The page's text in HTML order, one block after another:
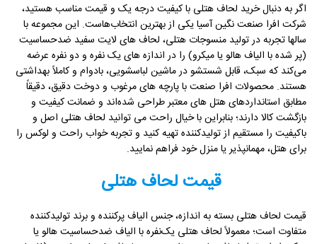
اگر به دنبال خرید لحاف هتلی با کیفیت درجه یک و قیمت مناسب هستید،
شرکت افرا صنعت نگین آسیا یکی از بهترین انتخاب‌هاست. این مجموعه با
سالها تجربه در تولید منسوجات هتلی، لحاف های لایت سفید ضدحساسیت
(پر شده با الیاف هالو یا میکرو) را در اندازه های یک نفره و دو نفره عرضه
می‌کند که سبک، قابل شستشو در ماشین لباسشویی، بادوام و کاملاً بهداشتی
هستند. محصولات افرا صنعت با پارچه های مرغوب و دوخت دقیق، دقیقاً
مطابق استانداردهای هتل های معتبر طراحی شده‌اند و ضمانت کیفیت و
بازگشت کالا دارند؛ بنابراین با خیال راحت می توانید لحاف هتلی اصل و
باکیفیت را مستقیم از تولیدکننده تهیه کنید و تجربه خواب راحت و لوکس را
برای هتل، مهمانپذیر یا منزل خود فراهم نمایید.
قیمت لحاف هتلی
قیمت لحاف هتلی بسته به اندازه، جنس الیاف پرکننده و برند تولیدکننده
متفاوت است؛ معمولاً لحاف هتلی یک‌نفره با الیاف ضدحساسیت هالو یا